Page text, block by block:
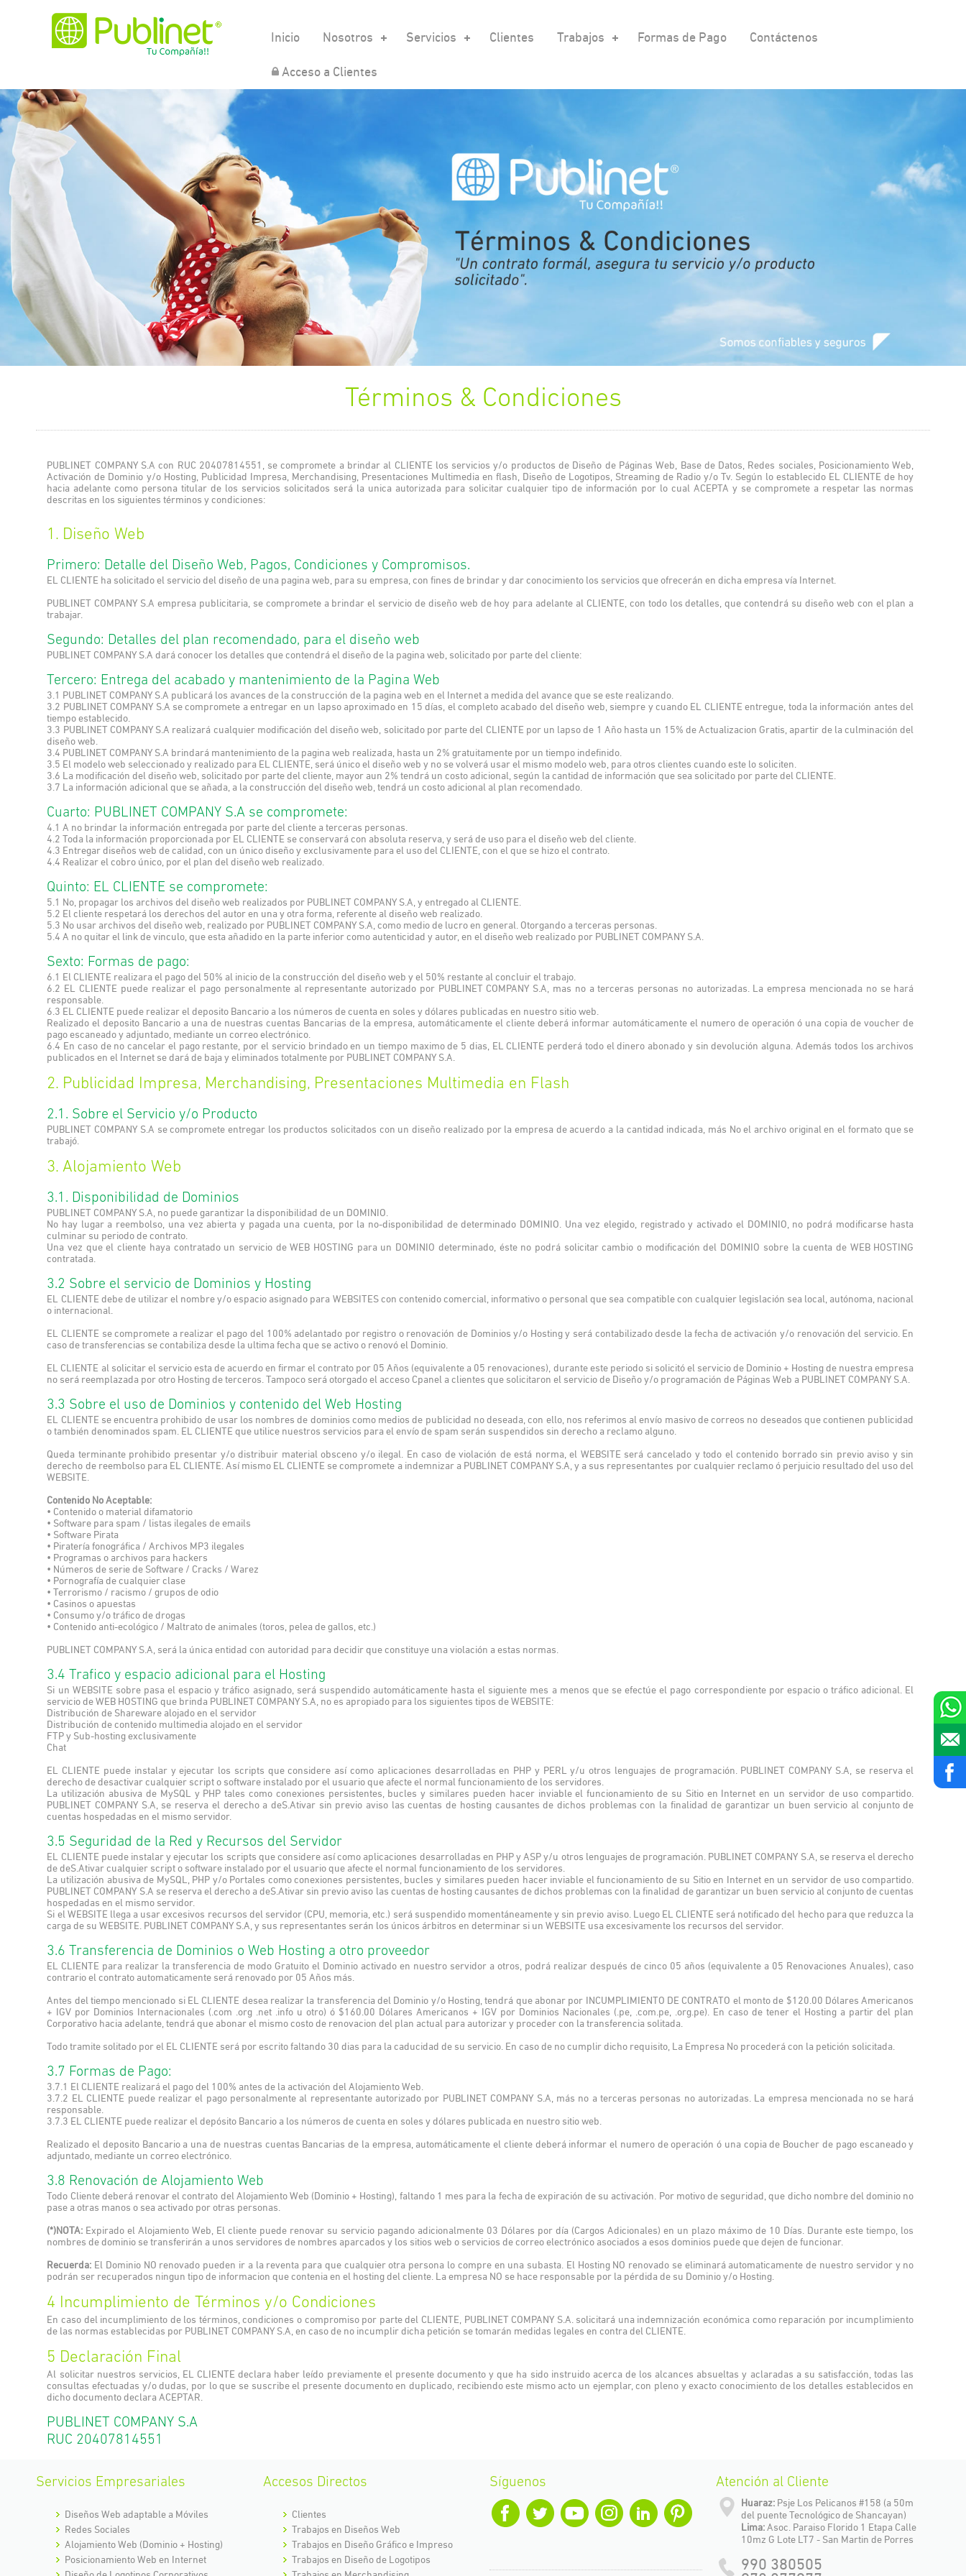
Inicio Nosotros Servicios Clientes Trabajos Formas de Pago Contáctenos
Acceso a Clientes
Términos & Condiciones
PUBLINET COMPANY S.A con RUC 20407814551, se compromete a brindar al CLIENTE los servicios y/o productos de Diseño de Páginas Web, Base de Datos, Redes sociales, Posicionamiento Web,
Activación de Dominio y/o Hosting, Publicidad Impresa, Merchandising, Presentaciones Multimedia en flash, Diseño de Logotipos, Streaming de Radio y/o Tv. Según lo establecido EL CLIENTE de hoy
hacia adelante como persona titular de los servicios solicitados será la unica autorizada para solicitar cualquier tipo de información por lo cual ACEPTA y se compromete a respetar las normas
descritas en los siguientes términos y condiciones:
1. Diseño Web
Primero: Detalle del Diseño Web, Pagos, Condiciones y Compromisos.
EL CLIENTE ha solicitado el servicio del diseño de una pagina web, para su empresa, con fines de brindar y dar conocimiento los servicios que ofrecerán en dicha empresa vía Internet.
PUBLINET COMPANY S.A empresa publicitaria, se compromete a brindar el servicio de diseño web de hoy para adelante al CLIENTE, con todo los detalles, que contendrá su diseño web con el plan a
trabajar.
Segundo: Detalles del plan recomendado, para el diseño web
PUBLINET COMPANY S.A dará conocer los detalles que contendrá el diseño de la pagina web, solicitado por parte del cliente:
Tercero: Entrega del acabado y mantenimiento de la Pagina Web
3.1 PUBLINET COMPANY S.A publicará los avances de la construcción de la pagina web en el Internet a medida del avance que se este realizando.
3.2 PUBLINET COMPANY S.A se compromete a entregar en un lapso aproximado en 15 días, el completo acabado del diseño web, siempre y cuando EL CLIENTE entregue, toda la información antes del
tiempo establecido.
3.3 PUBLINET COMPANY S.A realizará cualquier modificación del diseño web, solicitado por parte del CLIENTE por un lapso de 1 Año hasta un 15% de Actualizacion Gratis, apartir de la culminación del
diseño web.
3.4 PUBLINET COMPANY S.A brindará mantenimiento de la pagina web realizada, hasta un 2% gratuitamente por un tiempo indefinido.
3.5 El modelo web seleccionado y realizado para EL CLIENTE, será único el diseño web y no se volverá usar el mismo modelo web, para otros clientes cuando este lo soliciten.
3.6 La modificación del diseño web, solicitado por parte del cliente, mayor aun 2% tendrá un costo adicional, según la cantidad de información que sea solicitado por parte del CLIENTE.
3.7 La información adicional que se añada, a la construcción del diseño web, tendrá un costo adicional al plan recomendado.
Cuarto: PUBLINET COMPANY S.A se compromete:
4.1 A no brindar la información entregada por parte del cliente a terceras personas.
4.2 Toda la información proporcionada por EL CLIENTE se conservará con absoluta reserva, y será de uso para el diseño web del cliente.
4.3 Entregar diseños web de calidad, con un único diseño y exclusivamente para el uso del CLIENTE, con el que se hizo el contrato.
4.4 Realizar el cobro único, por el plan del diseño web realizado.
Quinto: EL CLIENTE se compromete:
5.1 No, propagar los archivos del diseño web realizados por PUBLINET COMPANY S.A, y entregado al CLIENTE.
5.2 El cliente respetará los derechos del autor en una y otra forma, referente al diseño web realizado.
5.3 No usar archivos del diseño web, realizado por PUBLINET COMPANY S.A, como medio de lucro en general. Otorgando a terceras personas.
5.4 A no quitar el link de vinculo, que esta añadido en la parte inferior como autenticidad y autor, en el diseño web realizado por PUBLINET COMPANY S.A.
Sexto: Formas de pago:
6.1 El CLIENTE realizara el pago del 50% al inicio de la construcción del diseño web y el 50% restante al concluir el trabajo.
6.2 EL CLIENTE puede realizar el pago personalmente al representante autorizado por PUBLINET COMPANY S.A, mas no a terceras personas no autorizadas. La empresa mencionada no se hará
responsable.
6.3 EL CLIENTE puede realizar el deposito Bancario a los números de cuenta en soles y dólares publicadas en nuestro sitio web.
Realizado el deposito Bancario a una de nuestras cuentas Bancarias de la empresa, automáticamente el cliente deberá informar automáticamente el numero de operación ó una copia de voucher de
pago escaneado y adjuntado, mediante un correo electrónico.
6.4 En caso de no cancelar el pago restante, por el servicio brindado en un tiempo maximo de 5 dias, EL CLIENTE perderá todo el dinero abonado y sin devolución alguna. Además todos los archivos
publicados en el Internet se dará de baja y eliminados totalmente por PUBLINET COMPANY S.A.
2. Publicidad Impresa, Merchandising, Presentaciones Multimedia en Flash
2.1. Sobre el Servicio y/o Producto
PUBLINET COMPANY S.A se compromete entregar los productos solicitados con un diseño realizado por la empresa de acuerdo a la cantidad indicada, más No el archivo original en el formato que se
trabajó.
3. Alojamiento Web
3.1. Disponibilidad de Dominios
PUBLINET COMPANY S.A, no puede garantizar la disponibilidad de un DOMINIO.
No hay lugar a reembolso, una vez abierta y pagada una cuenta, por la no-disponibilidad de determinado DOMINIO. Una vez elegido, registrado y activado el DOMINIO, no podrá modificarse hasta
culminar su periodo de contrato.
Una vez que el cliente haya contratado un servicio de WEB HOSTING para un DOMINIO determinado, éste no podrá solicitar cambio o modificación del DOMINIO sobre la cuenta de WEB HOSTING
contratada.
3.2 Sobre el servicio de Dominios y Hosting
EL CLIENTE debe de utilizar el nombre y/o espacio asignado para WEBSITES con contenido comercial, informativo o personal que sea compatible con cualquier legislación sea local, autónoma, nacional
o internacional.
EL CLIENTE se compromete a realizar el pago del 100% adelantado por registro o renovación de Dominios y/o Hosting y será contabilizado desde la fecha de activación y/o renovación del servicio. En
caso de transferencias se contabiliza desde la ultima fecha que se activo o renovó el Dominio.
EL CLIENTE al solicitar el servicio esta de acuerdo en firmar el contrato por 05 Años (equivalente a 05 renovaciones), durante este periodo si solicitó el servicio de Dominio + Hosting de nuestra empresa
no será reemplazada por otro Hosting de terceros. Tampoco será otorgado el acceso Cpanel a clientes que solicitaron el servicio de Diseño y/o programación de Páginas Web a PUBLINET COMPANY S.A.
3.3 Sobre el uso de Dominios y contenido del Web Hosting
EL CLIENTE se encuentra prohibido de usar los nombres de dominios como medios de publicidad no deseada, con ello, nos referimos al envío masivo de correos no deseados que contienen publicidad
o también denominados spam. EL CLIENTE que utilice nuestros servicios para el envío de spam serán suspendidos sin derecho a reclamo alguno.
Queda terminante prohibido presentar y/o distribuir material obsceno y/o ilegal. En caso de violación de está norma, el WEBSITE será cancelado y todo el contenido borrado sin previo aviso y sin
derecho de reembolso para EL CLIENTE. Así mismo EL CLIENTE se compromete a indemnizar a PUBLINET COMPANY S.A, y a sus representantes por cualquier reclamo ó perjuicio resultado del uso del
WEBSITE.
Contenido No Aceptable:
• Contenido o material difamatorio
• Software para spam / listas ilegales de emails
• Software Pirata
• Piratería fonográfica / Archivos MP3 ilegales
• Programas o archivos para hackers
• Números de serie de Software / Cracks / Warez
• Pornografía de cualquier clase
• Terrorismo / racismo / grupos de odio
• Casinos o apuestas
• Consumo y/o tráfico de drogas
• Contenido anti-ecológico / Maltrato de animales (toros, pelea de gallos, etc.)
PUBLINET COMPANY S.A, será la única entidad con autoridad para decidir que constituye una violación a estas normas.
3.4 Trafico y espacio adicional para el Hosting
Si un WEBSITE sobre pasa el espacio y tráfico asignado, será suspendido automáticamente hasta el siguiente mes a menos que se efectúe el pago correspondiente por espacio o tráfico adicional. El
servicio de WEB HOSTING que brinda PUBLINET COMPANY S.A, no es apropiado para los siguientes tipos de WEBSITE:
Distribución de Shareware alojado en el servidor
Distribución de contenido multimedia alojado en el servidor
FTP y Sub-hosting exclusivamente
Chat
EL CLIENTE puede instalar y ejecutar los scripts que considere así como aplicaciones desarrolladas en PHP y PERL y/u otros lenguajes de programación. PUBLINET COMPANY S.A, se reserva el
derecho de desactivar cualquier script o software instalado por el usuario que afecte el normal funcionamiento de los servidores.
La utilización abusiva de MySQL y PHP tales como conexiones persistentes, bucles y similares pueden hacer inviable el funcionamiento de su Sitio en Internet en un servidor de uso compartido.
PUBLINET COMPANY S.A, se reserva el derecho a deS.Ativar sin previo aviso las cuentas de hosting causantes de dichos problemas con la finalidad de garantizar un buen servicio al conjunto de
cuentas hospedadas en el mismo servidor.
3.5 Seguridad de la Red y Recursos del Servidor
EL CLIENTE puede instalar y ejecutar los scripts que considere así como aplicaciones desarrolladas en PHP y ASP y/u otros lenguajes de programación. PUBLINET COMPANY S.A, se reserva el derecho
de deS.Ativar cualquier script o software instalado por el usuario que afecte el normal funcionamiento de los servidores.
La utilización abusiva de MySQL, PHP y/o Portales como conexiones persistentes, bucles y similares pueden hacer inviable el funcionamiento de su Sitio en Internet en un servidor de uso compartido.
PUBLINET COMPANY S.A se reserva el derecho a deS.Ativar sin previo aviso las cuentas de hosting causantes de dichos problemas con la finalidad de garantizar un buen servicio al conjunto de cuentas
hospedadas en el mismo servidor.
Si el WEBSITE llega a usar excesivos recursos del servidor (CPU, memoria, etc.) será suspendido momentáneamente y sin previo aviso. Luego EL CLIENTE será notificado del hecho para que reduzca la
carga de su WEBSITE. PUBLINET COMPANY S.A, y sus representantes serán los únicos árbitros en determinar si un WEBSITE usa excesivamente los recursos del servidor.
3.6 Transferencia de Dominios o Web Hosting a otro proveedor
EL CLIENTE para realizar la transferencia de modo Gratuito el Dominio activado en nuestro servidor a otros, podrá realizar después de cinco 05 años (equivalente a 05 Renovaciones Anuales), caso
contrario el contrato automaticamente será renovado por 05 Años más.
Antes del tiempo mencionado si EL CLIENTE desea realizar la transferencia del Dominio y/o Hosting, tendrá que abonar por INCUMPLIMIENTO DE CONTRATO el monto de $120.00 Dólares Americanos
+ IGV por Dominios Internacionales (.com .org .net .info u otro) ó $160.00 Dólares Americanos + IGV por Dominios Nacionales (.pe, .com.pe, .org.pe). En caso de tener el Hosting a partir del plan
Corporativo hacia adelante, tendrá que abonar el mismo costo de renovacion del plan actual para autorizar y proceder con la transferencia solitada.
Todo tramite solitado por el EL CLIENTE será por escrito faltando 30 dias para la caducidad de su servicio. En caso de no cumplir dicho requisito, La Empresa No procederá con la petición solicitada.
3.7 Formas de Pago:
3.7.1 El CLIENTE realizará el pago del 100% antes de la activación del Alojamiento Web.
3.7.2 EL CLIENTE puede realizar el pago personalmente al representante autorizado por PUBLINET COMPANY S.A, más no a terceras personas no autorizadas. La empresa mencionada no se hará
responsable.
3.7.3 EL CLIENTE puede realizar el depósito Bancario a los números de cuenta en soles y dólares publicada en nuestro sitio web.
Realizado el deposito Bancario a una de nuestras cuentas Bancarias de la empresa, automáticamente el cliente deberá informar el numero de operación ó una copia de Boucher de pago escaneado y
adjuntado, mediante un correo electrónico.
3.8 Renovación de Alojamiento Web
Todo Cliente deberá renovar el contrato del Alojamiento Web (Dominio + Hosting), faltando 1 mes para la fecha de expiración de su activación. Por motivo de seguridad, que dicho nombre del dominio no
pase a otras manos o sea activado por otras personas.
(*)NOTA: Expirado el Alojamiento Web, El cliente puede renovar su servicio pagando adicionalmente 03 Dólares por día (Cargos Adicionales) en un plazo máximo de 10 Días. Durante este tiempo, los
nombres de dominio se transferirán a unos servidores de nombres aparcados y los sitios web o servicios de correo electrónico asociados a esos dominios puede que dejen de funcionar.
Recuerda: El Dominio NO renovado pueden ir a la reventa para que cualquier otra persona lo compre en una subasta. El Hosting NO renovado se eliminará automaticamente de nuestro servidor y no
podrán ser recuperados ningun tipo de informacion que contenia en el hosting del cliente. La empresa NO se hace responsable por la pérdida de su Dominio y/o Hosting.
4 Incumplimiento de Términos y/o Condiciones
En caso del incumplimiento de los términos, condiciones o compromiso por parte del CLIENTE, PUBLINET COMPANY S.A. solicitará una indemnización económica como reparación por incumplimiento
de las normas establecidas por PUBLINET COMPANY S.A, en caso de no incumplir dicha petición se tomarán medidas legales en contra del CLIENTE.
5 Declaración Final
Al solicitar nuestros servicios, EL CLIENTE declara haber leído previamente el presente documento y que ha sido instruido acerca de los alcances absueltas y aclaradas a su satisfacción, todas las
consultas efectuadas y/o dudas, por lo que se suscribe el presente documento en duplicado, recibiendo este mismo acto un ejemplar, con pleno y exacto conocimiento de los detalles establecidos en
dicho documento declara ACEPTAR.
PUBLINET COMPANY S.A
RUC 20407814551
Servicios Empresariales
Diseños Web adaptable a Móviles
Redes Sociales
Alojamiento Web (Dominio + Hosting)
Posicionamiento Web en Internet
Accesos Directos
Clientes
Trabajos en Diseños Web
Trabajos en Diseño Gráfico e Impreso
Trabajos en Diseño de Logotipos
Síguenos Atención al Cliente
Huaraz:Psje Los Pelicanos #158 (a 50m
del puente Tecnológico de Shancayan)
Lima:Asoc. Paraiso Florido 1 Etapa Calle
10mz G Lote LT7 - San Martin de Porres
990 380505